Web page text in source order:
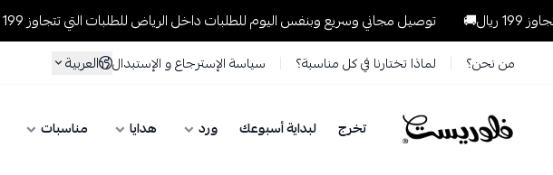
توصيل مجاني وسريع وبنفس اليوم للطلبات داخل الرياض للطلبات التي تتجاوز 199 ريال🚚
من نحن؟ لماذا تختارنا في كل مناسبة؟ سياسة الإسترجاع و الإستبدال العربية
فلوريست Florist تخرج لبداية أسبوعك ورد هدايا مناسبات